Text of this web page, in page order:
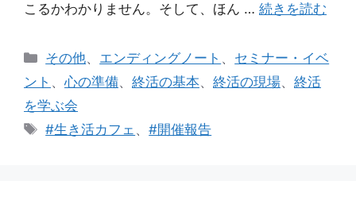
こるかわかりません。そして、ほん … 続きを読む
カ
リ
ー
その他、 エンディングノート 、 セミナー・イベ
ント 、心の準備、 終活の基本、 終活の現場、 終活
を学ぶ会
タ
#生き活カフェ 、#開催報告